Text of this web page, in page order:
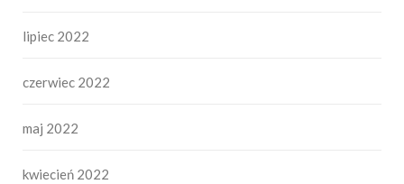
lipiec 2022
czerwiec 2022
maj 2022
kwiecień 2022